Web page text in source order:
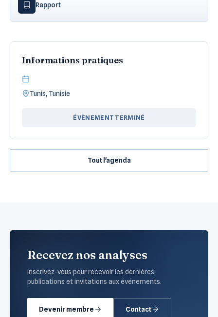
Rapport
Informations pratiques
Tunis, Tunisie
ÉVÈNEMENT TERMINÉ
Tout l'agenda
Recevez nos analyses
Inscrivez-vous pour recevoir les dernières
publications et invitations aux événements.
Devenir membre Contact